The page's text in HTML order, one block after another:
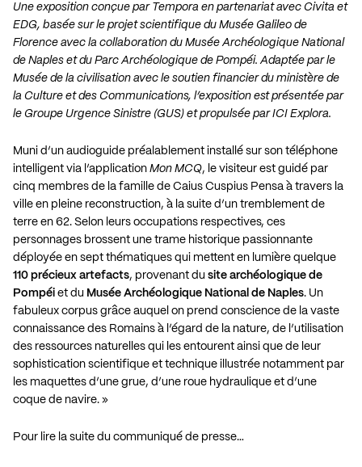
Une exposition conçue par Tempora en partenariat avec Civita et
EDG, basée sur le projet scientifique du Musée Galileo de
Florence avec la collaboration du Musée Archéologique National
de Naples et du Parc Archéologique de Pompéi. Adaptée par le
Musée de la civilisation avec le soutien financier du ministère de
la Culture et des Communications, l’exposition est présentée par
le Groupe Urgence Sinistre (GUS) et propulsée par ICI Explora.
Muni d’un audioguide préalablement installé sur son téléphone
intelligent via l’application Mon MCQ, le visiteur est guidé par
cinq membres de la famille de Caius Cuspius Pensa à travers la
ville en pleine reconstruction, à la suite d’un tremblement de
terre en 62. Selon leurs occupations respectives, ces
personnages brossent une trame historique passionnante
déployée en sept thématiques qui mettent en lumière quelque
110 précieux artefacts, provenant du site archéologique de
Pompéi et du Musée Archéologique National de Naples. Un
fabuleux corpus grâce auquel on prend conscience de la vaste
connaissance des Romains à l’égard de la nature, de l’utilisation
des ressources naturelles qui les entourent ainsi que de leur
sophistication scientifique et technique illustrée notamment par
les maquettes d’une grue, d’une roue hydraulique et d’une
coque de navire. »
Pour lire la suite du communiqué de presse…